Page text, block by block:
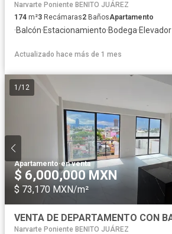
Narvarte Poniente BENITO JUÁREZ
174 m²3 Recámaras2 BañosApartamento
·Balcón·Estacionamiento·Bodega·Elevador
Actualizado hace más de 1 mes
1 /12
Apartamento·en venta
$ 6,000,000 MXN
$ 73,170 MXN/m²
Narvarte Poniente BENITO JUÁREZ